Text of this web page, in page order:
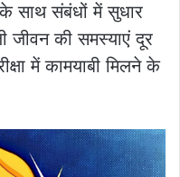
साथ संबंधों में सुधार
की समस्याएं दूर
में कामयाबी मिलने के